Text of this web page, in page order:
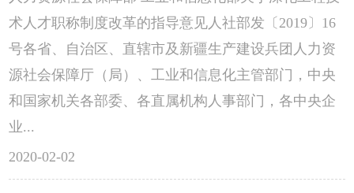
术人才职称制度改革的指导意见人社部发〔2019〕16
号各省、自治区、直辖市及新疆生产建设兵团人力资
源社会保障厅（局）、工业和信息化主管部门，中央
和国家机关各部委、各直属机构人事部门，各中央企
业...
2020-02-02